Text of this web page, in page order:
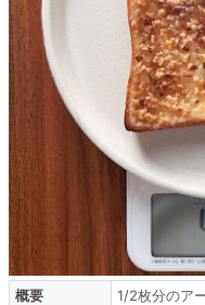
概要
1/2枚分のア